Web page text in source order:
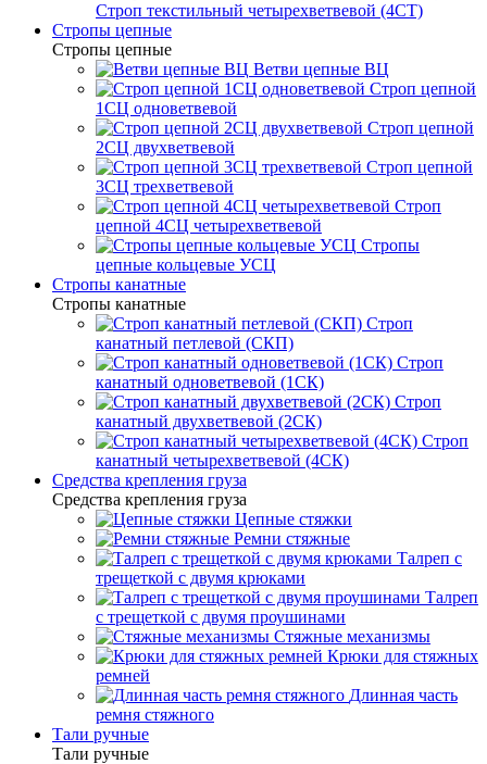
Строп текстильный четырехветвевой (4СТ)
Стропы цепные
Стропы цепные
Ветви цепные ВЦ
Строп цепной
1СЦ одноветвевой
Строп цепной
2СЦ двухветвевой
Строп цепной
3СЦ трехветвевой
Строп
цепной 4СЦ четырехветвевой
Стропы
цепные кольцевые УСЦ
Стропы канатные
Стропы канатные
Строп
канатный петлевой (СКП)
Строп
канатный одноветвевой (1СК)
Строп
канатный двухветвевой (2СК)
Строп
канатный четырехветвевой (4СК)
Средства крепления груза
Средства крепления груза
Цепные стяжки
Ремни стяжные
Талреп с
трещеткой с двумя крюками
Талреп
с трещеткой с двумя проушинами
Стяжные механизмы
Крюки для стяжных
ремней
Длинная часть
ремня стяжного
Тали ручные
Тали ручные